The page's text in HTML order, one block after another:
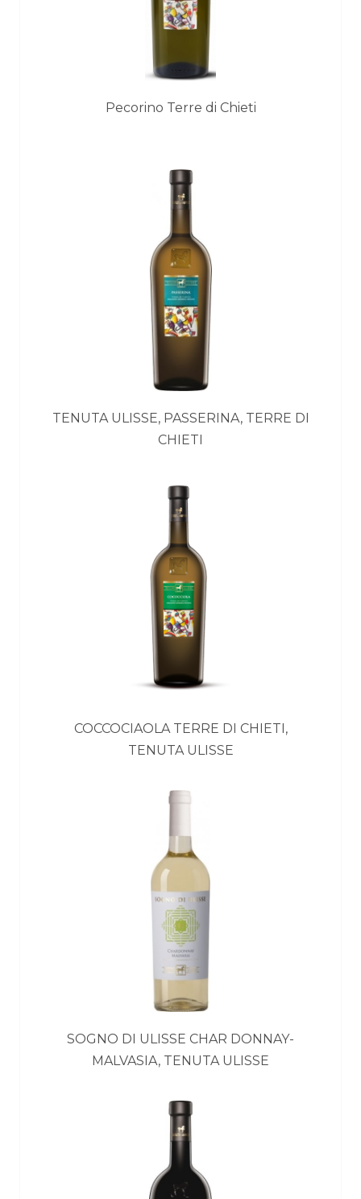
Pecorino Terre di Chieti
TENUTA ULISSE, PASSERINA, TERRE DI
CHIETI
COCCOCIAOLA TERRE DI CHIETI,
TENUTA ULISSE
SOGNO DI ULISSE CHAR DONNAY-
MALVASIA, TENUTA ULISSE